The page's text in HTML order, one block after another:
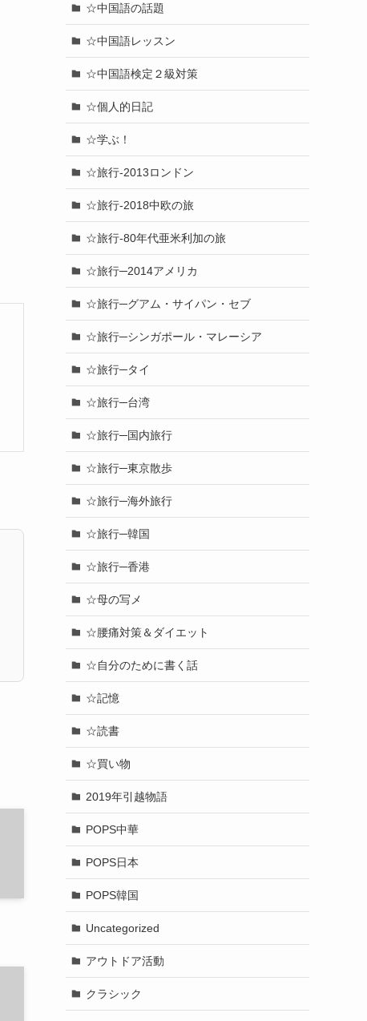
☆中国語の話題
☆中国語レッスン
☆中国語検定２級対策
☆個人的日記
☆学ぶ！
☆旅行-2013ロンドン
☆旅行-2018中欧の旅
☆旅行-80年代亜米利加の旅
☆旅行─2014アメリカ
☆旅行─グアム・サイパン・セブ
☆旅行─シンガポール・マレーシア
☆旅行─タイ
☆旅行─台湾
☆旅行─国内旅行
☆旅行─東京散歩
☆旅行─海外旅行
☆旅行─韓国
☆旅行─香港
☆母の写メ
☆腰痛対策＆ダイエット
☆自分のために書く話
☆記憶
☆読書
☆買い物
2019年引越物語
POPS中華
POPS日本
POPS韓国
Uncategorized
アウトドア活動
クラシック